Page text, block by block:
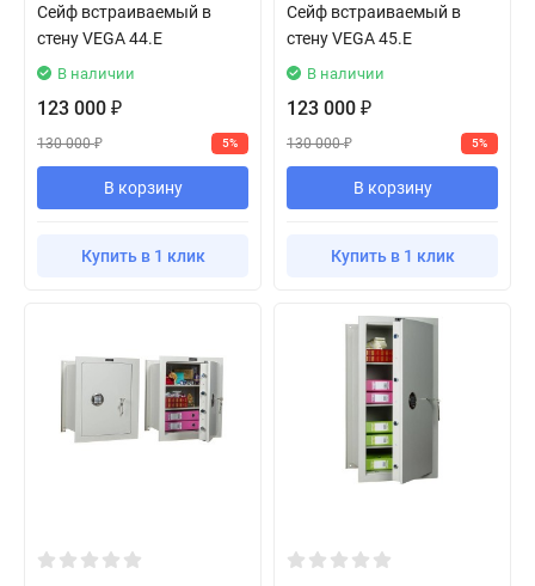
Сейф встраиваемый в
стену VEGA 44.E
В наличии
123 000 ₽
130 000₽ 5%
В корзину
Купить в 1 клик
Сейф встраиваемый в
стену VEGA 45.E
В наличии
123 000 ₽
130 000₽ 5%
В корзину
Купить в 1 клик